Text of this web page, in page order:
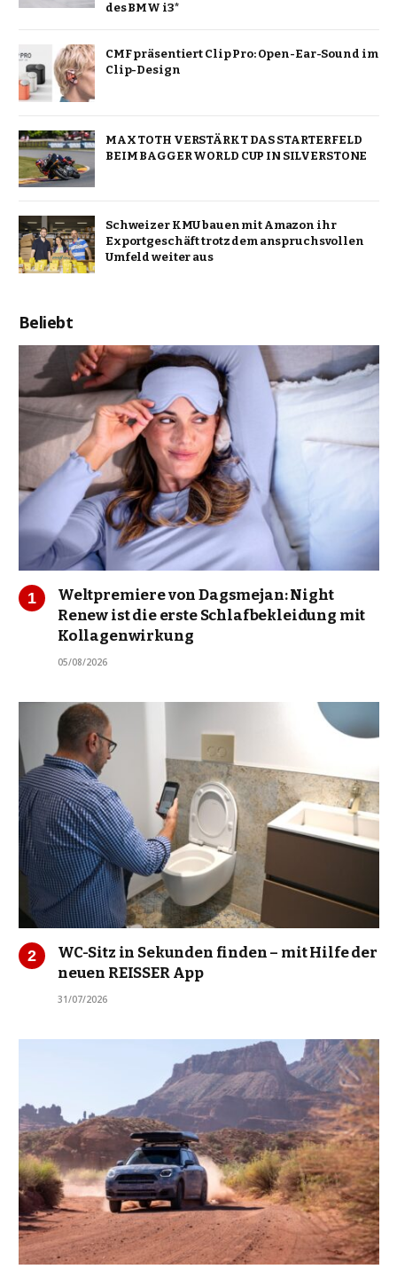
des BMW i3*
CMF präsentiert Clip Pro: Open-Ear-Sound im
Clip-Design
MAX TOTH VERSTÄRKT DAS STARTERFELD
BEIM BAGGER WORLD CUP IN SILVERSTONE
Schweizer KMU bauen mit Amazon ihr
Exportgeschäft trotz dem anspruchsvollen
Umfeld weiter aus
Beliebt
Weltpremiere von Dagsmejan: Night
Renew ist die erste Schlafbekleidung mit
Kollagenwirkung
05/08/2026
WC-Sitz in Sekunden finden – mit Hilfe der
neuen REISSER App
31/07/2026